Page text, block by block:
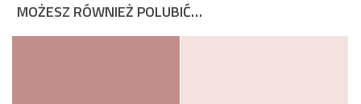
MOŻESZ RÓWNIEŻ POLUBIĆ…